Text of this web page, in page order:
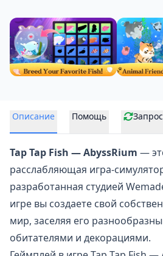
Описание Помощь
Tap Tap Fish — AbyssRium —
расслабляющая игра-
разработанная студией
игре вы создаете свой
мир, заселяя его
обитателями и декорациями.